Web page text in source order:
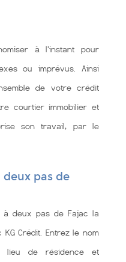
à l'instant pour
ou imprévus. Ainsi
de votre crédit
courtier immobilier et
son travail, par le
pas de
deux pas de Fajac la
Crédit. Entrez le nom
lieu de résidence et